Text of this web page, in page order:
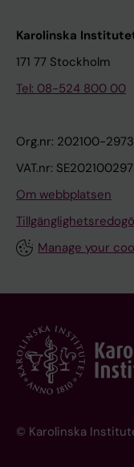
Karolinska
171 77 Stockholm
Tel: 08-524 800 00
Org.nr: 202100-2973
VAT.nr:
Om webbplatsen
Manage your
© Karolinska